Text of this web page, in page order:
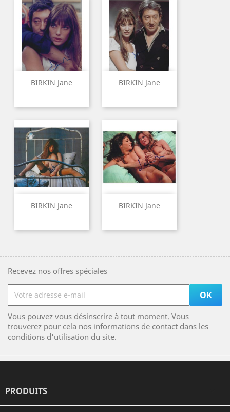
BIRKIN Jane BIRKIN Jane
BIRKIN Jane BIRKIN Jane
Recevez nos offres spéciales
Vous pouvez vous désinscrire à tout moment. Vous
trouverez pour cela nos informations de contact dans les
conditions d'utilisation du site.
PRODUITS